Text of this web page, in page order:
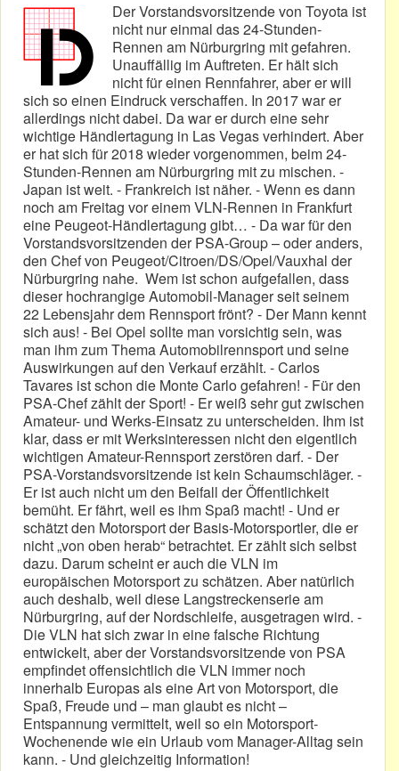
Der Vorstandsvorsitzende von Toyota ist
nicht nur einmal das 24-Stunden-
Rennen am Nürburgring mit gefahren.
Unauffällig im Auftreten. Er hält sich
nicht für einen Rennfahrer, aber er will
sich so einen Eindruck verschaffen. In 2017 war er
allerdings nicht dabei. Da war er durch eine sehr
wichtige Händlertagung in Las Vegas verhindert. Aber
er hat sich für 2018 wieder vorgenommen, beim 24-
Stunden-Rennen am Nürburgring mit zu mischen. -
Japan ist weit. - Frankreich ist näher. - Wenn es dann
noch am Freitag vor einem VLN-Rennen in Frankfurt
eine Peugeot-Händlertagung gibt… - Da war für den
Vorstandsvorsitzenden der PSA-Group – oder anders,
den Chef von Peugeot/Citroen/DS/Opel/Vauxhal der
Nürburgring nahe. Wem ist schon aufgefallen, dass
dieser hochrangige Automobil-Manager seit seinem
22 Lebensjahr dem Rennsport frönt? - Der Mann kennt
sich aus! - Bei Opel sollte man vorsichtig sein, was
man ihm zum Thema Automobilrennsport und seine
Auswirkungen auf den Verkauf erzählt. - Carlos
Tavares ist schon die Monte Carlo gefahren! - Für den
PSA-Chef zählt der Sport! - Er weiß sehr gut zwischen
Amateur- und Werks-Einsatz zu unterscheiden. Ihm ist
klar, dass er mit Werksinteressen nicht den eigentlich
wichtigen Amateur-Rennsport zerstören darf. - Der
PSA-Vorstandsvorsitzende ist kein Schaumschläger. -
Er ist auch nicht um den Beifall der Öffentlichkeit
bemüht. Er fährt, weil es ihm Spaß macht! - Und er
schätzt den Motorsport der Basis-Motorsportler, die er
nicht „von oben herab“ betrachtet. Er zählt sich selbst
dazu. Darum scheint er auch die VLN im
europäischen Motorsport zu schätzen. Aber natürlich
auch deshalb, weil diese Langstreckenserie am
Nürburgring, auf der Nordschleife, ausgetragen wird. -
Die VLN hat sich zwar in eine falsche Richtung
entwickelt, aber der Vorstandsvorsitzende von PSA
empfindet offensichtlich die VLN immer noch
innerhalb Europas als eine Art von Motorsport, die
Spaß, Freude und – man glaubt es nicht –
Entspannung vermittelt, weil so ein Motorsport-
Wochenende wie ein Urlaub vom Manager-Alltag sein
kann. - Und gleichzeitig Information!